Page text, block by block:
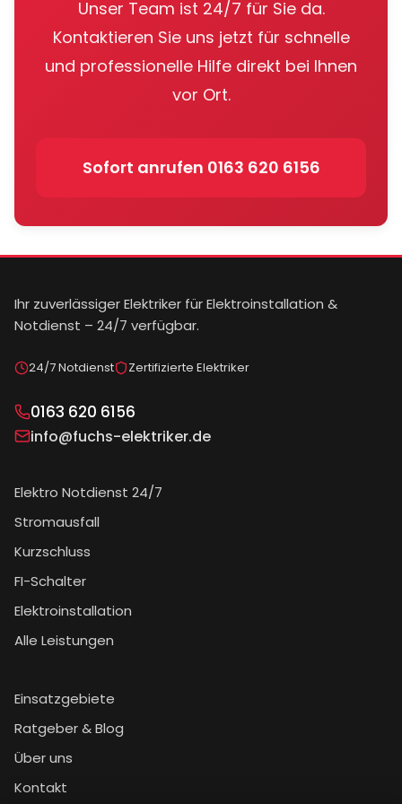
Unser Team ist 24/7 für Sie da.
Kontaktieren Sie uns jetzt für schnelle
und professionelle Hilfe direkt bei Ihnen
vor Ort.
Sofort anrufen 0163 620 6156
Ihr zuverlässiger Elektriker für Elektroinstallation &
Notdienst – 24/7 verfügbar.
24/7 Notdienst Zertifizierte Elektriker
0163 620 6156
info@fuchs-elektriker.de
Elektro Notdienst 24/7
Stromausfall
Kurzschluss
FI-Schalter
Elektroinstallation
Alle Leistungen
Einsatzgebiete
Ratgeber & Blog
Über uns
Kontakt